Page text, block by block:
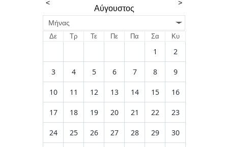
<
Αύγουστος
>
Μήνας
Δε Τρ Τε Πε Πα Σα Κυ
1 2
3 4 5 6 7 8 9
10 11 12 13 14 15 16
17 18 19 20 21 22 23
24 25 26 27 28 29 30